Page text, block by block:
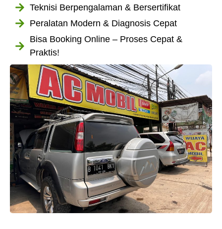
Teknisi Berpengalaman & Bersertifikat
Peralatan Modern & Diagnosis Cepat
Bisa Booking Online – Proses Cepat &
Praktis!